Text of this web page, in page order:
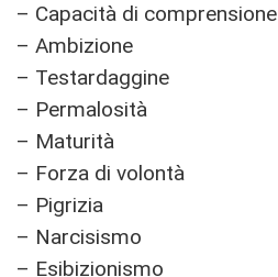
– Capacità di comprensione
– Ambizione
– Testardaggine
– Permalosità
– Maturità
– Forza di volontà
– Pigrizia
– Narcisismo
– Esibizionismo